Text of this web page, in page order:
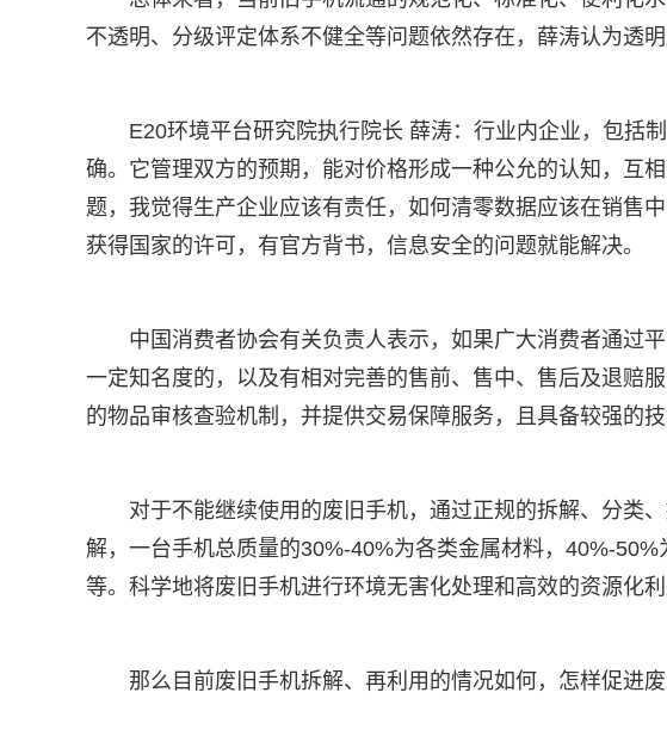
不透明、分级评定体系不健全等问题依然存在，薛涛认为透
E20环境平台研究院执行院长 薛涛：行业内企业，包括
确。它管理双方的预期，能对价格形成一种公允的认知，互
题，我觉得生产企业应该有责任，如何清零数据应该在销售
获得国家的许可，有官方背书，信息安全的问题就能解决。
中国消费者协会有关负责人表示，如果广大消费者通过
一定知名度的，以及有相对完善的售前、售中、售后及退赔
的物品审核查验机制，并提供交易保障服务，且具备较强的
对于不能继续使用的废旧手机，通过正规的拆解、分类
解，一台手机总质量的30%-40%为各类金属材料，40%-
等。科学地将废旧手机进行环境无害化处理和高效的资源化
那么目前废旧手机拆解、再利用的情况如何，怎样促进废